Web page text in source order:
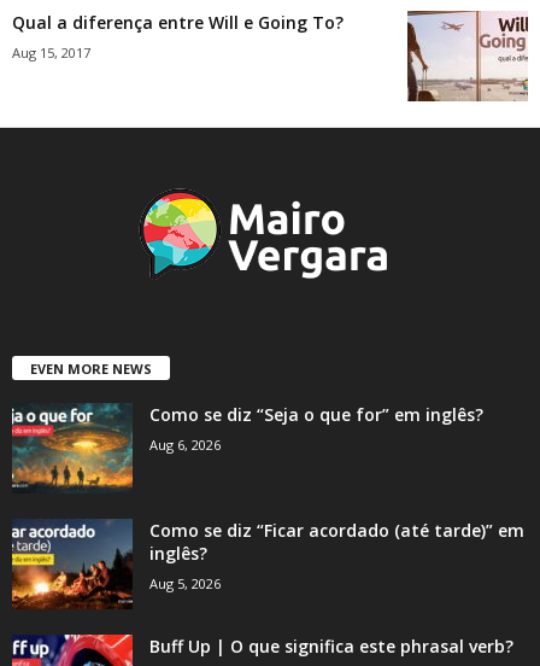
Qual a diferença entre Will e Going To?
Aug 15, 2017
EVEN MORE NEWS
Como se diz “Seja o que for” em inglês?
Aug 6, 2026
Como se diz “Ficar acordado (até tarde)” em
inglês?
Aug 5, 2026
Buff Up | O que significa este phrasal verb?